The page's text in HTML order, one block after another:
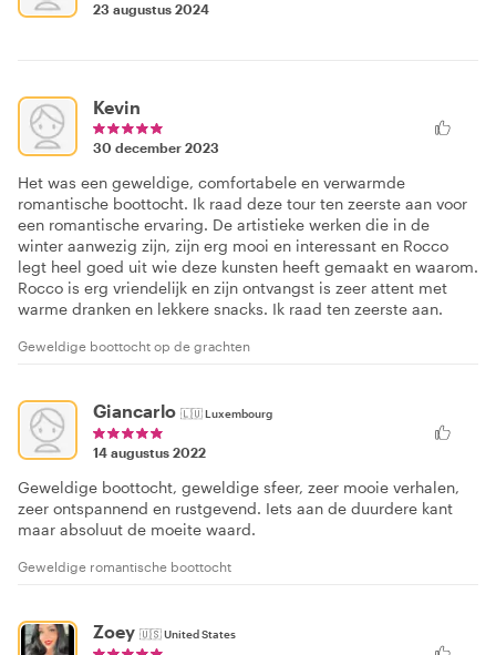
23 augustus 2024
Kevin
30 december 2023
Het was een geweldige, comfortabele en verwarmde
romantische boottocht. Ik raad deze tour ten zeerste aan voor
een romantische ervaring. De artistieke werken die in de
winter aanwezig zijn, zijn erg mooi en interessant en Rocco
legt heel goed uit wie deze kunsten heeft gemaakt en waarom.
Rocco is erg vriendelijk en zijn ontvangst is zeer attent met
warme dranken en lekkere snacks. Ik raad ten zeerste aan.
Geweldige boottocht op de grachten
Giancarlo 🇱🇺Luxembourg
14 augustus 2022
Geweldige boottocht, geweldige sfeer, zeer mooie verhalen,
zeer ontspannend en rustgevend. Iets aan de duurdere kant
maar absoluut de moeite waard.
Geweldige romantische boottocht
Zoey 🇺🇸United States